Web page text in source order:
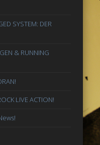
SYSTEM: DER
& RUNNING
LIVE ACTION!